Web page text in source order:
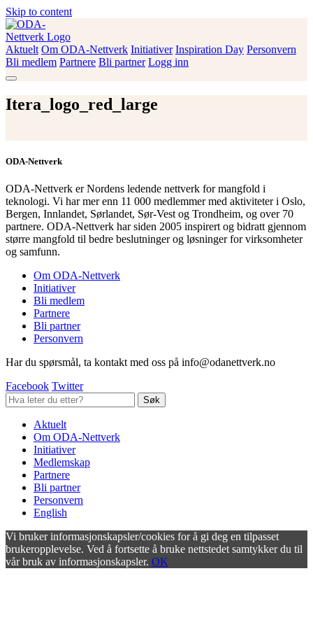
Skip to content
ODA-Nettverk
Aktuelt Om ODA-Nettverk Initiativer Inspiration Day Personvern
Bli medlem Partnere Bli partner Logg inn
Itera_logo_red_large
ODA-Nettverk
ODA-Nettverk er Nordens ledende nettverk for mangfold i
teknologi. Vi har mer enn 11 000 medlemmer med aktiviteter i Oslo,
Bergen, Innlandet, Sørlandet, Sør-Vest og Trondheim, og over 70
partnere. ODA-Nettverk har siden 2005 inspirert og bidratt gjennom
større mangfold til bedre beslutninger og løsninger for virksomheter
og samfunn.
Om ODA-Nettverk
Initiativer
Bli medlem
Partnere
Bli partner
Personvern
Har du spørsmål, ta kontakt med oss på info@odanettverk.no
Facebook Twitter
Aktuelt
Om ODA-Nettverk
Initiativer
Medlemskap
Partnere
Bli partner
Personvern
English
Vi bruker informasjonskapsler/cookies for å gi deg en tilpasset
brukeropplevelse. Ved å fortsette å bruke nettstedet samtykker du til
vår bruk av informasjonskapsler. OK